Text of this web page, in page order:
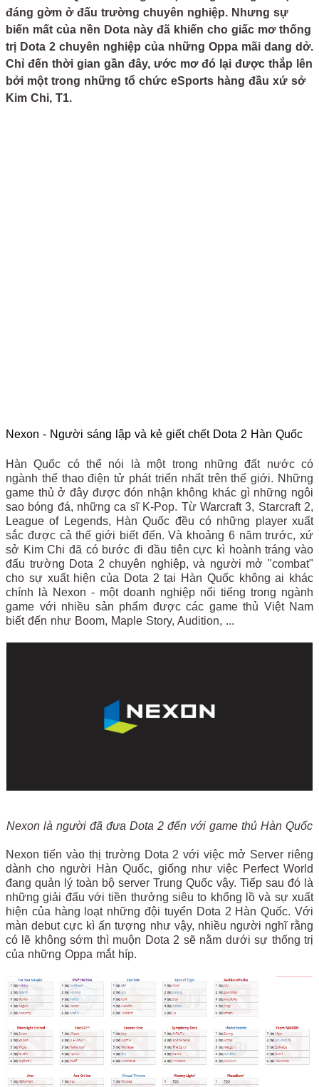
đáng gờm ở đấu trường chuyên nghiệp. Nhưng sự
biến mất của nền Dota này đã khiến cho giấc mơ thống
trị Dota 2 chuyên nghiệp của những Oppa mãi dang dở.
Chỉ đến thời gian gần đây, ước mơ đó lại được thắp lên
bởi một trong những tổ chức eSports hàng đầu xứ sở
Kim Chi, T1.
Nexon - Người sáng lập và kẻ giết chết Dota 2 Hàn Quốc
Hàn Quốc có thể nói là một trong những đất nước có
ngành thể thao điện tử phát triển nhất trên thế giới. Những
game thủ ở đây được đón nhận không khác gì những ngôi
sao bóng đá, những ca sĩ K-Pop. Từ Warcraft 3, Starcraft 2,
League of Legends, Hàn Quốc đều có những player xuất
sắc được cả thế giới biết đến. Và khoảng 6 năm trước, xứ
sở Kim Chi đã có bước đi đầu tiên cực kì hoành tráng vào
đấu trường Dota 2 chuyên nghiệp, và người mở "combat"
cho sự xuất hiện của Dota 2 tại Hàn Quốc không ai khác
chính là Nexon - một doanh nghiệp nổi tiếng trong ngành
game với nhiều sản phẩm được các game thủ Việt Nam
biết đến như Boom, Maple Story, Audition, ...
Nexon là người đã đưa Dota 2 đến với game thủ Hàn Quốc
Nexon tiến vào thị trường Dota 2 với việc mở Server riêng
dành cho người Hàn Quốc, giống như việc Perfect World
đang quản lý toàn bộ server Trung Quốc vậy. Tiếp sau đó là
những giải đấu với tiền thưởng siêu to khổng lồ và sự xuất
hiện của hàng loạt những đội tuyển Dota 2 Hàn Quốc. Với
màn debut cực kì ấn tượng như vậy, nhiều người nghĩ rằng
có lẽ không sớm thì muộn Dota 2 sẽ nằm dưới sự thống trị
của những Oppa mắt híp.